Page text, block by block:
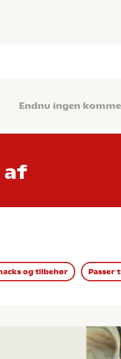
Endnu ingen
af
og tilbehør Passer